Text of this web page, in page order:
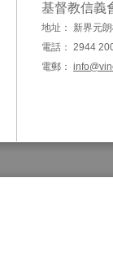
基督教信義
地址： 新界元
電話： 2944
電郵：